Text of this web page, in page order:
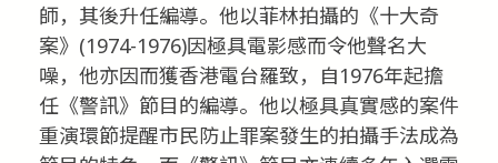
師，其後升任編導。他以菲林拍攝的《十大奇
案》(1974-1976)因極具電影感而令他聲名大
噪，他亦因而獲香港電台羅致，自1976年起擔
任《警訊》節目的編導。他以極具真實感的案件
重演環節提醒市民防止罪案發生的拍攝手法成為